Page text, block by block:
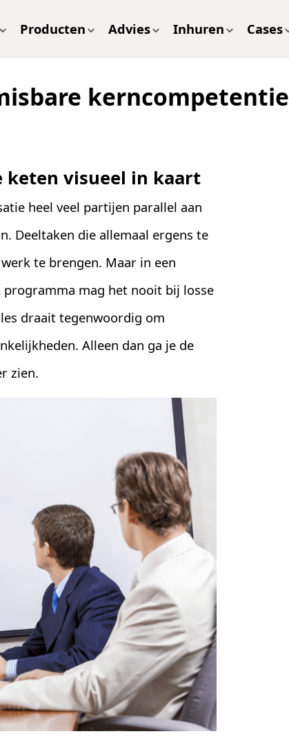
Producten Advies Inhuren Cases
kerncompetentie
keten visueel in kaart
heel veel partijen parallel aan
Deeltaken die allemaal ergens te
te brengen. Maar in een
mag het nooit bij losse
draait tegenwoordig om
Alleen dan ga je de
zien.